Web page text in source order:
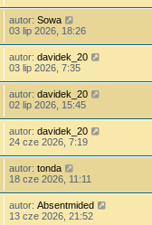
autor: Sowa
03 lip 2026, 18:26
autor: davidek_20
03 lip 2026, 7:35
autor: davidek_20
02 lip 2026, 15:45
autor: davidek_20
24 cze 2026, 7:19
autor: tonda
18 cze 2026, 11:11
autor: Absentmided
13 cze 2026, 21:52